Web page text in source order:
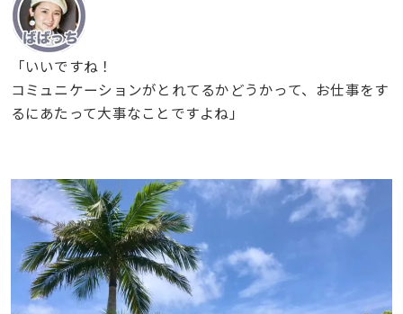
「いいですね！
コミュニケーションがとれてるかどうかって、お仕事をす
るにあたって大事なことですよね」